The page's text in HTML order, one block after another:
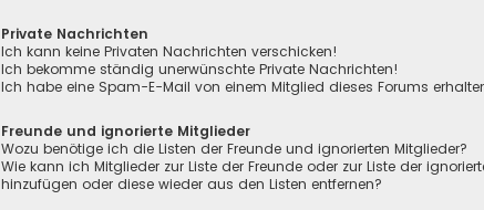
Private Nachrichten
Ich kann keine Privaten Nachrichten verschicken!
Ich bekomme ständig unerwünschte Private Nachrichten!
Ich habe eine Spam-E-Mail von einem Mitglied dieses Forums
Freunde und ignorierte Mitglieder
Wozu benötige ich die Listen der Freunde und ignorierten Mitglieder?
Wie kann ich Mitglieder zur Liste der Freunde oder zur Liste der
hinzufügen oder diese wieder aus den Listen entfernen?